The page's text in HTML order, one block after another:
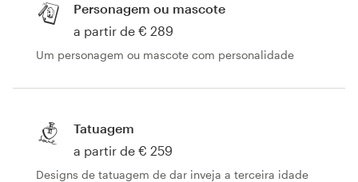
Personagem ou mascote
a partir de € 289
Um personagem ou mascote com personalidade
Tatuagem
a partir de € 259
Designs de tatuagem de dar inveja a terceira idade